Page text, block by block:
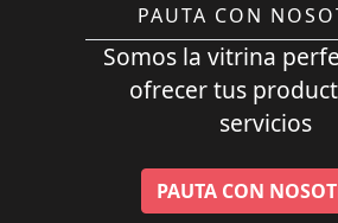
PAUTA CON
Somos la vitrina
ofrecer tus
servicios
PAUTA CON